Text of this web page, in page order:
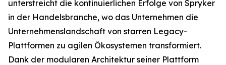
unterstreicht die kontinuierlichen Erfolge von Spryker
in der Handelsbranche, wo das Unternehmen die
Unternehmenslandschaft von starren Legacy-
Plattformen zu agilen Ökosystemen transformiert.
Dank der modularen Architektur seiner Plattform